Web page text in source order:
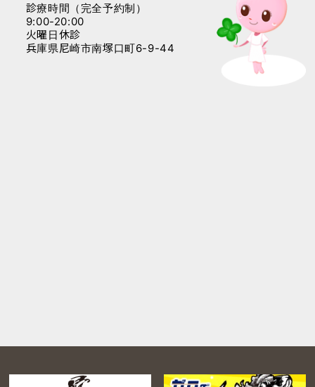
診療時間（完全予約制）
9:00-20:00
火曜日休診
兵庫県尼崎市南塚口町6-9-44